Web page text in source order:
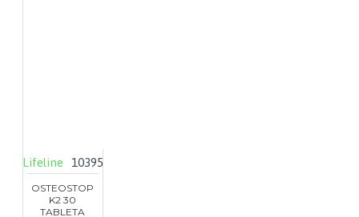
Lifeline 10395
OSTEOSTOP
K2 30
TABLETA